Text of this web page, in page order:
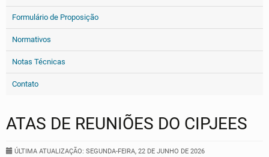
Formulário de Proposição
Normativos
Notas Técnicas
Contato
ATAS DE REUNIÕES DO CIPJEES
ÚLTIMA ATUALIZAÇÃO: SEGUNDA-FEIRA, 22 DE JUNHO DE 2026